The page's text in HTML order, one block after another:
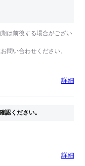
は前後する場合がござい
問い合わせください。
詳細
認ください。
詳細